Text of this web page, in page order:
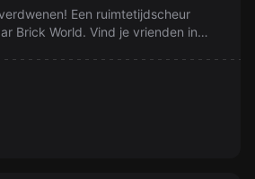
Een ruimtetijdscheur
Brick World. Vind je vrienden in